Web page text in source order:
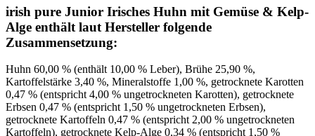
irish pure Junior Irisches Huhn mit Gemüse & Kelp-
Alge enthält laut Hersteller folgende
Zusammensetzung:
Huhn 60,00 % (enthält 10,00 % Leber), Brühe 25,90 %,
Kartoffelstärke 3,40 %, Mineralstoffe 1,00 %, getrocknete Karotten
0,47 % (entspricht 4,00 % ungetrockneten Karotten), getrocknete
Erbsen 0,47 % (entspricht 1,50 % ungetrockneten Erbsen),
getrocknete Kartoffeln 0,47 % (entspricht 2,00 % ungetrockneten
Kartoffeln), getrocknete Kelp-Alge 0,34 % (entspricht 1,50 %